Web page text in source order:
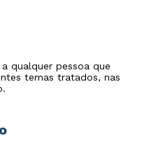
qualquer pessoa que
temas tratados, nas